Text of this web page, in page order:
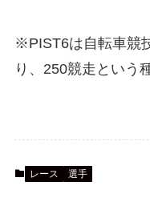
※PIST6は自転車競
り、250競走という
レース 選手